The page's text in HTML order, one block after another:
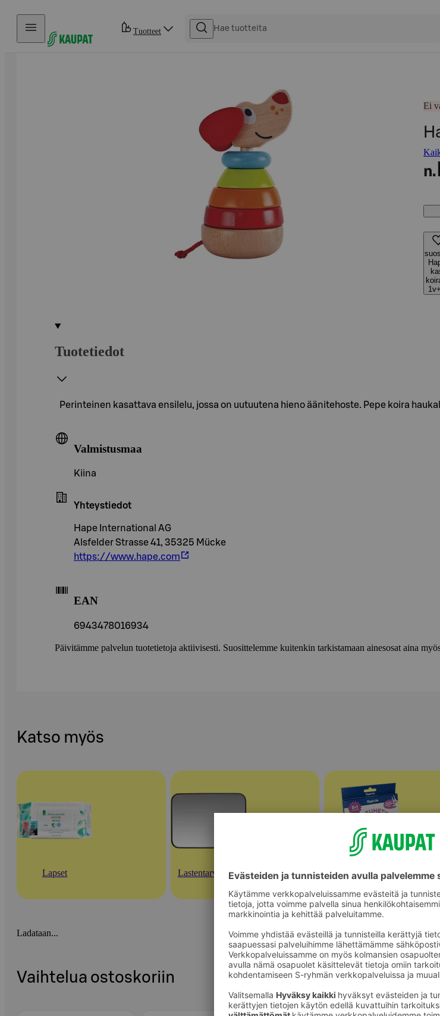
Hyppää sisältöön
Tuotteet
Ei
n.
Tuotetiedot
Perinteinen kasattava ensilelu, jossa on uutuutena hieno äänitehoste. Pepe koira
Valmistusmaa
Kiina
Yhteystiedot
Hape International AG
Alsfelder Strasse 41, 35325 Mücke
https://www.hape.com
EAN
6943478016934
Päivitämme palvelun tuotetietoja aktiivisesti. Suosittelemme kuitenkin tarkistamaan ainesosat aina
Katso myös
Lapset Lastentarvikkeet Vauvojen lelut ja mobilet
Ladataan...
Vaihtelua ostoskoriin